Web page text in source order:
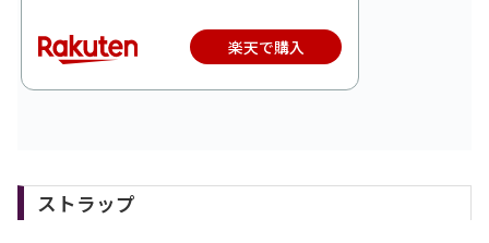
楽天で購入
ストラップ